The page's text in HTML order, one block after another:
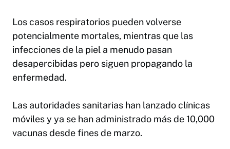
Los casos respiratorios pueden volverse
potencialmente mortales, mientras que las
infecciones de la piel a menudo pasan
desapercibidas pero siguen propagando la
enfermedad.
Las autoridades sanitarias han lanzado clínicas
móviles y ya se han administrado más de 10,000
vacunas desde fines de marzo.